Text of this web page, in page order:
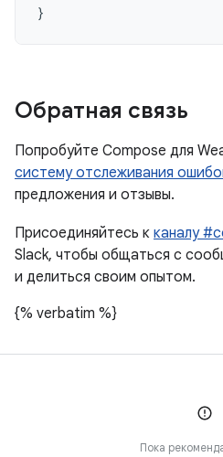
}
Обратная связь
Попробуйте Compose для
систему отслеживания
предложения и отзывы.
Присоединяйтесь к каналу
Slack, чтобы общаться с
и делиться своим опытом.
{% verbatim %}
Пока